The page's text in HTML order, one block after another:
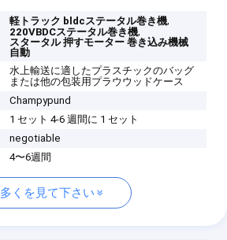
軽トラック bldcステータル巻き機,
220VBDCステータル巻き機,
スタータル 押すモーター 巻き込み機械
自動
水上輸送に適したプラスチックのバッグ
または他の包装用プラウウッドケース
Champypund
1 セット 4-6 週間に 1 セット
negotiable
4〜6週間
多くを見て下さい